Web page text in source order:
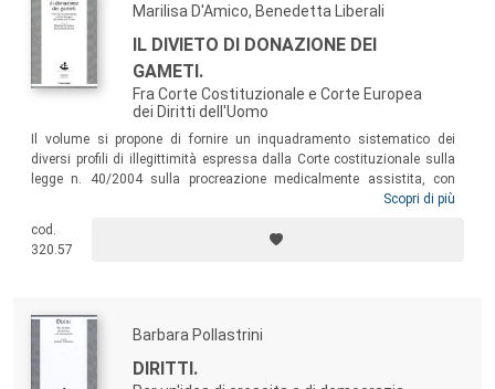
Marilisa D'Amico, Benedetta Liberali
IL DIVIETO DI DONAZIONE DEI
GAMETI.
Fra Corte Costituzionale e Corte Europea
dei Diritti dell'Uomo
Il volume si propone di fornire un inquadramento sistematico dei
diversi profili di illegittimità espressa dalla Corte costituzionale sulla
legge n. 40/2004 sulla procreazione medicalmente assistita, con
particolare attenzione alla dimensione sovranazionale che sempre più
assistita, in particolare a seguito della pronuncia resa, su analoga
questione, nei confronti dell’Austria dalla Corte Europea dei Diritti
Scopri di più
cod.
320.57
Barbara Pollastrini
DIRITTI.